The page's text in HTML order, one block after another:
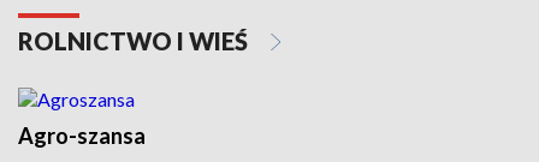
ROLNICTWO I WIEŚ
Agro-szansa